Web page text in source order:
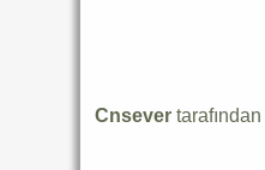
Cnsever